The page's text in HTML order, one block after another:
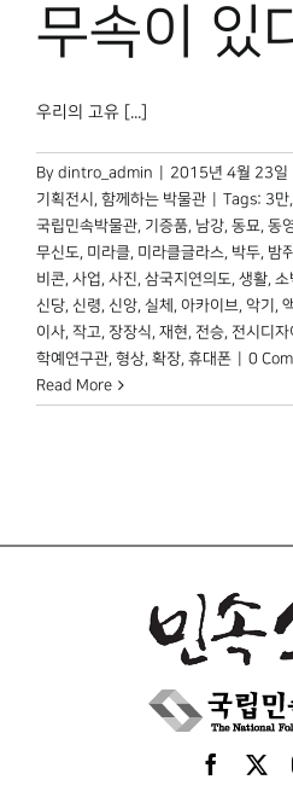
무속이 있
우리의 고유 [...]
By dintro_admin 2015년 4월 23일
기획전시 , 함께하는 박물관 Tags: 3만,
국립민속박물관, 기증품, 남강, 동묘, 동
무신도, 미라클, 미라클글라스, 박두, 밤
비콘, 사업, 사진, 삼국지연의도, 생활, 소
신당, 신령, 신앙, 실체 , 아카이브, 악기 ,
이사, 작고, 장장식, 재현, 전승, 전시디자
학예연구관, 형상, 확장, 휴대폰
0
Read More